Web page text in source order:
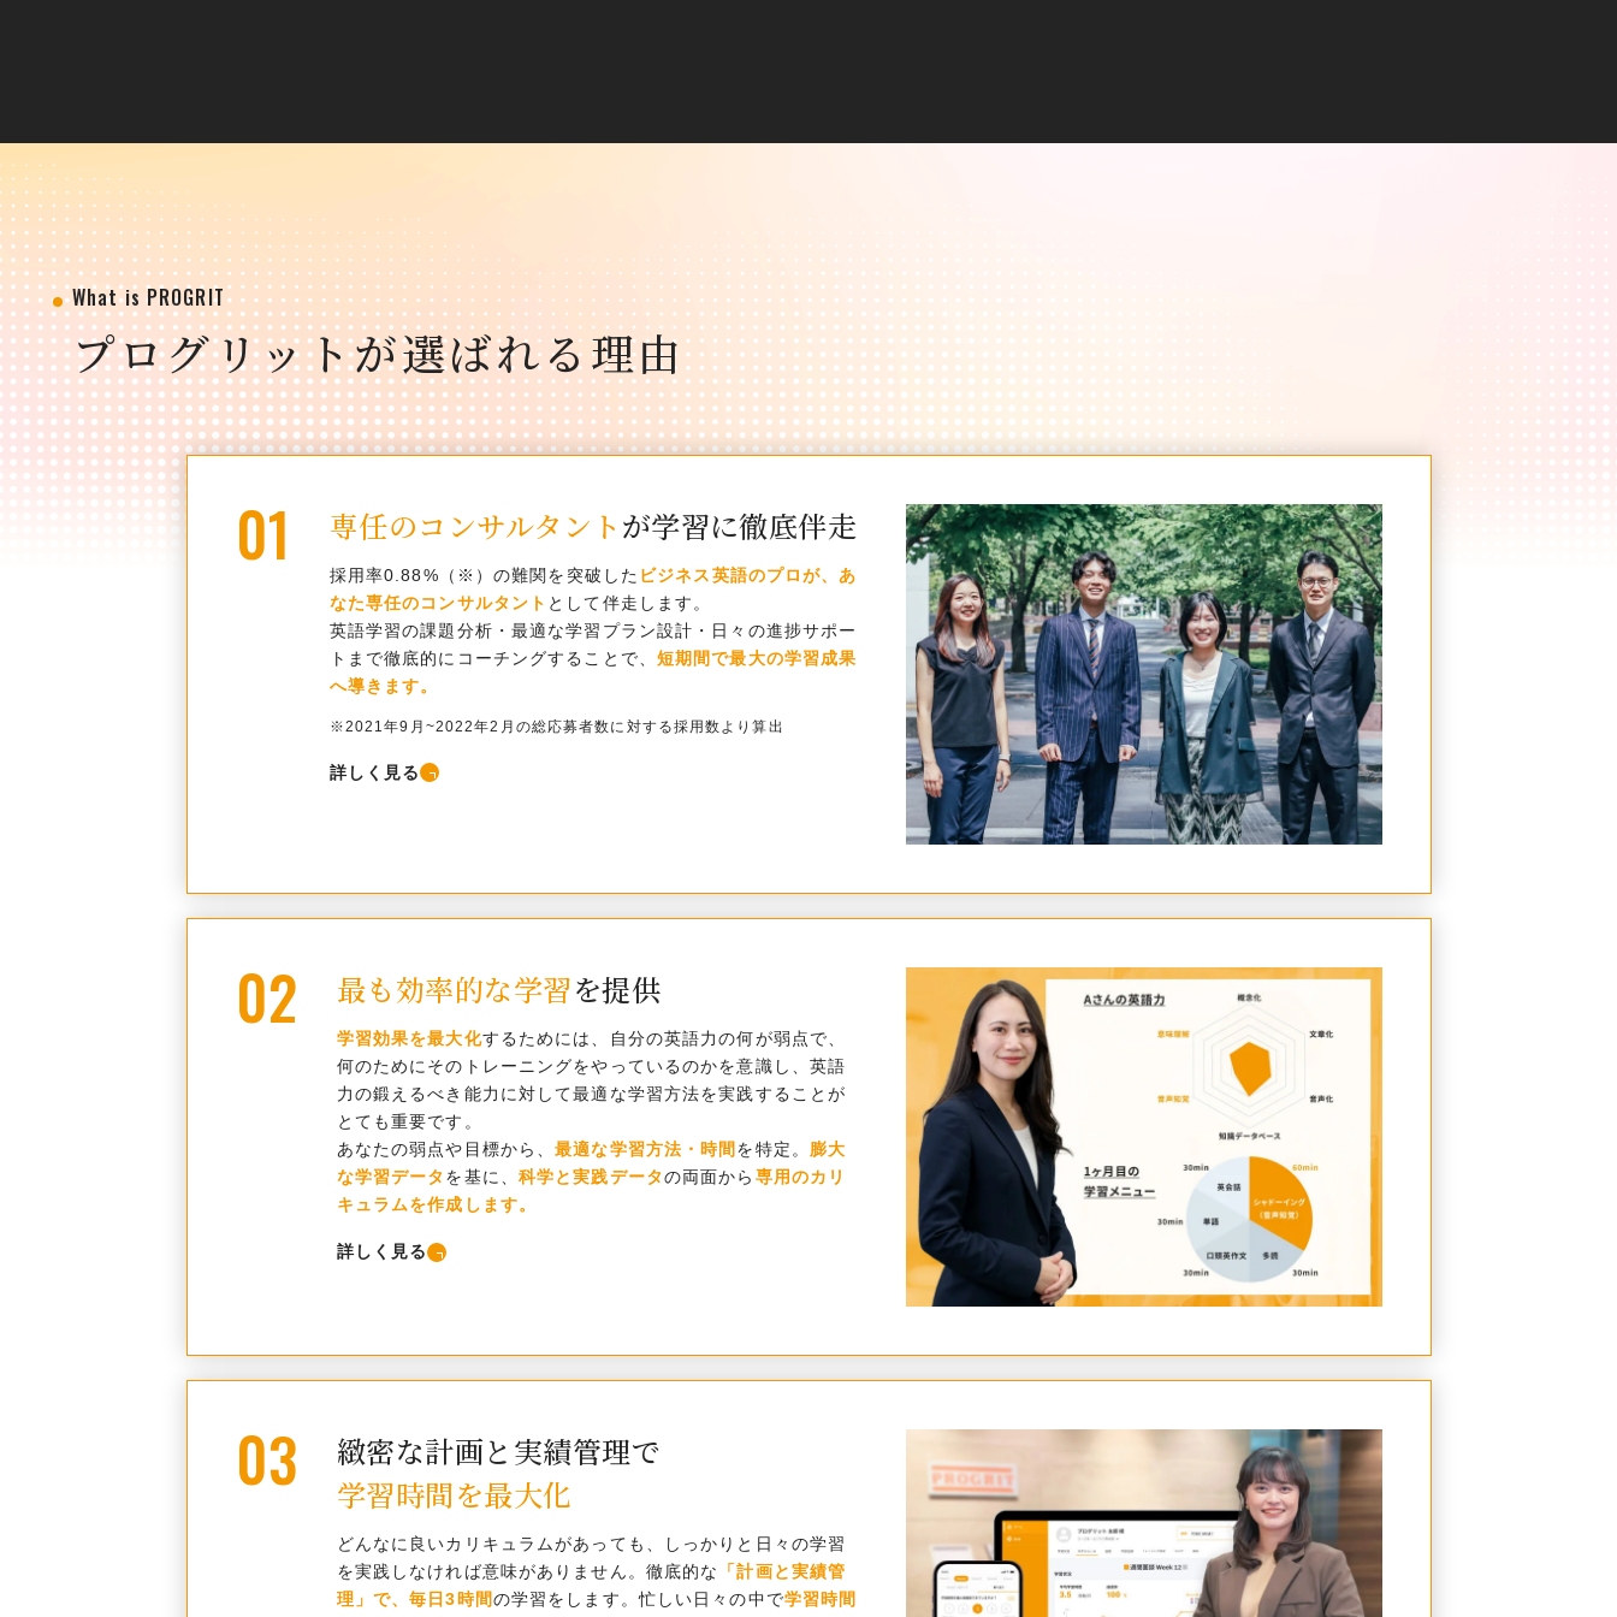
What is PROGRIT
プログリットが選ばれる理由
01 専任のコンサルタント が学習に徹底伴走
採用率0.88%（※）の難関を突破した ビジネス英語のプロが、あ
なた専任のコンサルタント として伴走します。
英語学習の課題分析・最適な学習プラン設計・日々の進捗サポー
トまで徹底的にコーチングすることで、 短期間で最大の学習成果
へ導きます。
※2021年9月~2022年2月の総応募者数に対する採用数より算出
詳しく見る
02 最も効率的な学習を提供
学習効果を最大化するためには、自分の英語力の何が弱点で、
何のためにそのトレーニングをやっているのかを意識し、英語
力の鍛えるべき能力に対して最適な学習方法を実践することが
とても重要です。
あなたの弱点や目標から、最適な学習方法・時間 を特定。 膨大
な学習データ を基に、 科学と実践データの両面から 専用のカリ
キュラムを作成します。
詳しく見る
03
緻密な計画と実績管理で
学習時間を最大化
どんなに良いカリキュラムがあっても、しっかりと日々の学習
を実践しなければ意味がありません。徹底的な
「計画と実績管
理」で、毎日3時間の学習をします。忙しい日々の中で学習時間